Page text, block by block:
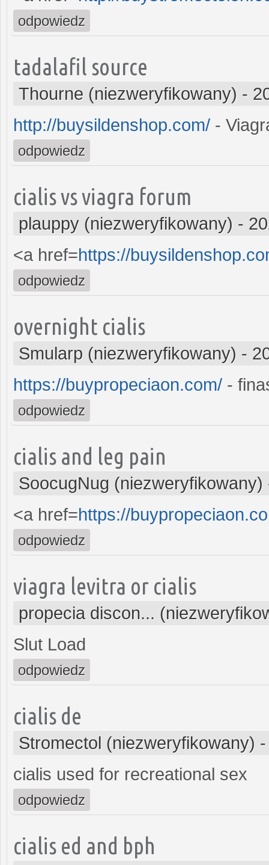
odpowiedz
tadalafil source
Thourne (niezweryfikowany) -
http://buysildenshop.com/ -
odpowiedz
cialis vs viagra forum
plauppy (niezweryfikowany) -
<a href=https://
odpowiedz
overnight cialis
Smularp (niezweryfikowany) -
https://buypropeciaon.com/ -
odpowiedz
cialis and leg pain
SoocugNug (niezweryfikowany)
<a href=https://
odpowiedz
viagra levitra or cialis
propecia discon...
Slut Load
odpowiedz
cialis de
Stromectol (niezweryfikowany)
cialis used for recreational sex
odpowiedz
cialis ed and bph